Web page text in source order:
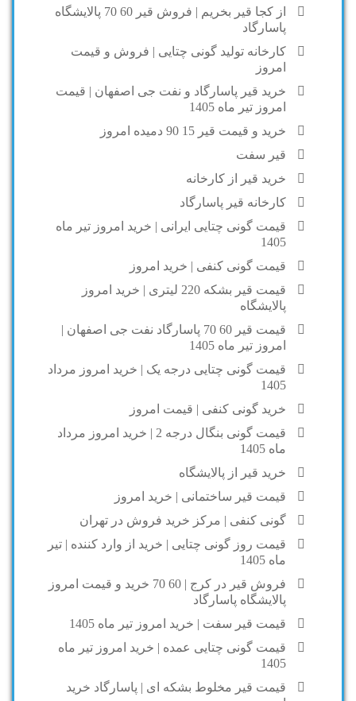
از کجا قیر بخریم | فروش قیر 60 70 پالایشگاه
پاسارگاد
کارخانه تولید گونی چتایی | فروش و قیمت
امروز
خرید قیر پاسارگاد و نفت جی اصفهان | قیمت
امروز تیر ماه 1405
خرید و قیمت قیر 15 90 دمیده امروز
قیر سفت
خرید قیر از کارخانه
کارخانه قیر پاسارگاد
قیمت گونی چتایی ایرانی | خرید امروز تیر ماه
1405
قیمت گونی کنفی | خرید امروز
قیمت قیر بشکه 220 لیتری | خرید امروز
پالایشگاه
قیمت قیر 60 70 پاسارگاد نفت جی اصفهان |
امروز تیر ماه 1405
قیمت گونی چتایی درجه یک | خرید امروز مرداد
1405
خرید گونی کنفی | قیمت امروز
قیمت گونی بنگال درجه 2 | خرید امروز مرداد
ماه 1405
خرید قیر از پالایشگاه
قیمت قیر ساختمانی | خرید امروز
گونی کنفی | مرکز خرید فروش در تهران
قیمت روز گونی چتایی | خرید از وارد کننده | تیر
ماه 1405
فروش قیر در کرج | 60 70 خرید و قیمت امروز
پالایشگاه پاسارگاد
قیمت قیر سفت | خرید امروز تیر ماه 1405
قیمت گونی چتایی عمده | خرید امروز تیر ماه
1405
قیمت قیر مخلوط بشکه ای | پاسارگاد خرید